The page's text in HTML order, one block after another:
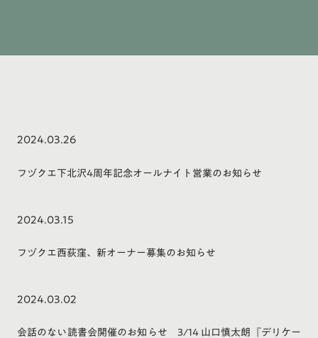
2024.03.26
フヅクエ下北沢4周年記念オールナイト営業のお知らせ
2024.03.15
フヅクエ西荻窪、新オーナー募集のお知らせ
2024.03.02
会話のない読書会開催のお知らせ 3/14 山口慎太朗『デリケー